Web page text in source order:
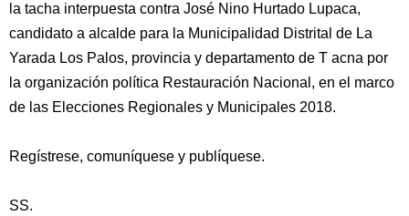
la tacha interpuesta contra José Nino Hurtado Lupaca,
candidato a alcalde para la Municipalidad Distrital de La
Yarada Los Palos, provincia y departamento de T acna por
la organización política Restauración Nacional, en el marco
de las Elecciones Regionales y Municipales 2018.
Regístrese, comuníquese y publíquese.
SS.